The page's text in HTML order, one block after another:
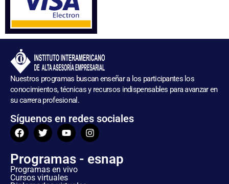
Nuestros programas buscan enseñar a los participantes los
conocimientos, técnicas y recursos indispensables para avanzar en
su carrera profesional.
Síguenos en redes sociales
Programas - esnap
Programas en vivo
Cursos virtuales